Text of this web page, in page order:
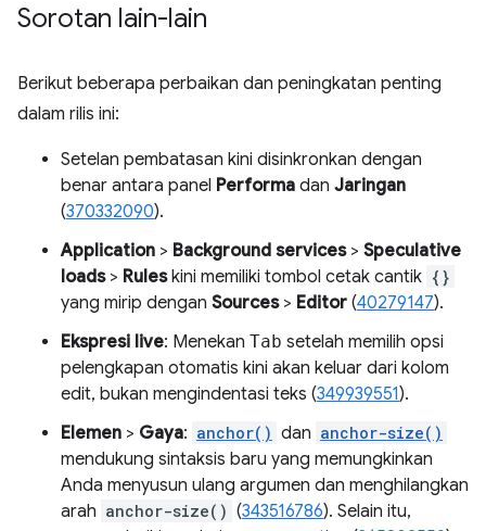
Sorotan lain-lain
Berikut beberapa perbaikan dan peningkatan penting
dalam rilis ini:
Setelan pembatasan kini disinkronkan dengan
benar antara panel Performa dan Jaringan
(370332090).
Application > Background services> Speculative
loads> Ruleskini memiliki tombol cetak cantik {}
yang mirip dengan Sources> Editor (40279147).
Ekspresi live: Menekan Tab setelah memilih opsi
pelengkapan otomatis kini akan keluar dari kolom
edit, bukan mengindentasi teks (349939551).
Elemen > Gaya: anchor() dan anchor-size()
mendukung sintaksis baru yang memungkinkan
Anda menyusun ulang argumen dan menghilangkan
arah anchor-size() (343516786). Selain itu,